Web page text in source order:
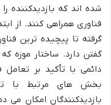
شده اند که بازدیدکننده
فناوری همراهی کنند. از
گرفته تا پیچیده ترین
گفتن دارد. ساختار موزه
دائمی با تأکید بر
بخش های مرتبط با
بازدیدکنندگان امکان